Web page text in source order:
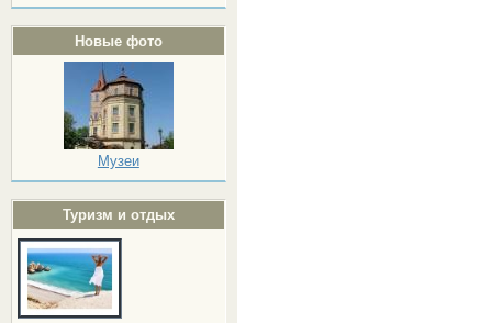
Новые фото
Музеи
Туризм и отдых